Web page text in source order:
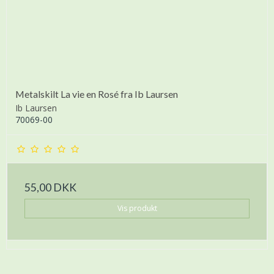
Metalskilt La vie en Rosé fra Ib Laursen
Ib Laursen
70069-00
55,00 DKK
Vis produkt